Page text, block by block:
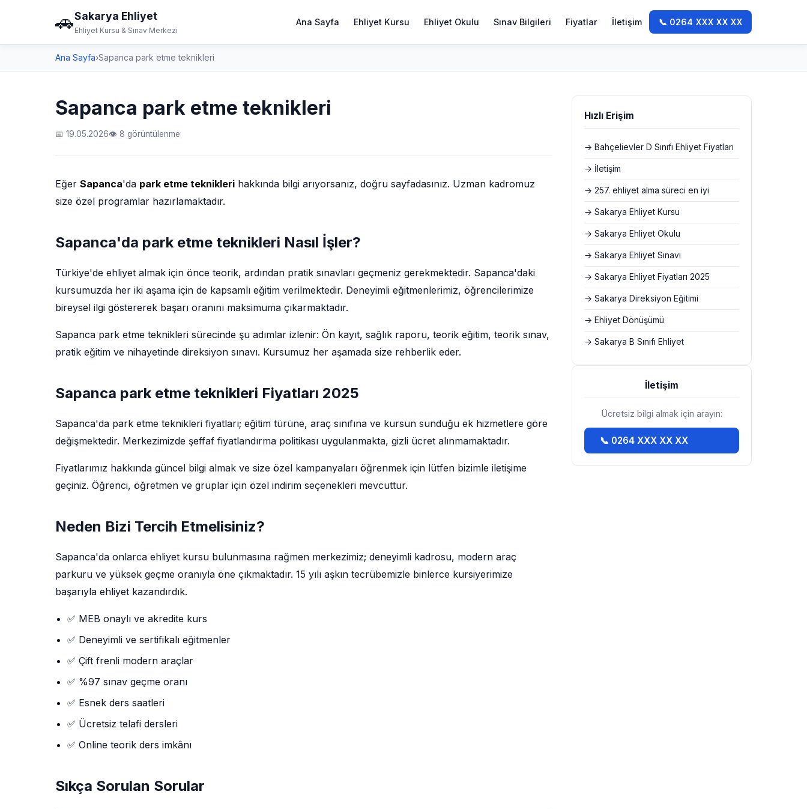
🚗Sakarya Ehliyet
Ehliyet Kursu & Sınav Merkezi
Ana Sayfa Ehliyet Kursu Ehliyet Okulu Sınav Bilgileri Fiyatlar İletişim 📞 0264 XXX XX XX
Ana Sayfa›Sapanca park etme teknikleri
Sapanca park etme teknikleri
📅 19.05.2026👁 8 görüntülenme
Eğer Sapanca'da park etme teknikleri hakkında bilgi arıyorsanız, doğru sayfadasınız. Uzman kadromuz
size özel programlar hazırlamaktadır.
Sapanca'da park etme teknikleri Nasıl İşler?
Türkiye'de ehliyet almak için önce teorik, ardından pratik sınavları geçmeniz gerekmektedir. Sapanca'daki
kursumuzda her iki aşama için de kapsamlı eğitim verilmektedir. Deneyimli eğitmenlerimiz, öğrencilerimize
bireysel ilgi göstererek başarı oranını maksimuma çıkarmaktadır.
Sapanca park etme teknikleri sürecinde şu adımlar izlenir: Ön kayıt, sağlık raporu, teorik eğitim, teorik sınav,
pratik eğitim ve nihayetinde direksiyon sınavı. Kursumuz her aşamada size rehberlik eder.
Sapanca park etme teknikleri Fiyatları 2025
Sapanca'da park etme teknikleri fiyatları; eğitim türüne, araç sınıfına ve kursun sunduğu ek hizmetlere göre
değişmektedir. Merkezimizde şeffaf fiyatlandırma politikası uygulanmakta, gizli ücret alınmamaktadır.
Fiyatlarımız hakkında güncel bilgi almak ve size özel kampanyaları öğrenmek için lütfen bizimle iletişime
geçiniz. Öğrenci, öğretmen ve gruplar için özel indirim seçenekleri mevcuttur.
Neden Bizi Tercih Etmelisiniz?
Sapanca'da onlarca ehliyet kursu bulunmasına rağmen merkezimiz; deneyimli kadrosu, modern araç
parkuru ve yüksek geçme oranıyla öne çıkmaktadır. 15 yılı aşkın tecrübemizle binlerce kursiyerimize
başarıyla ehliyet kazandırdık.
✅ MEB onaylı ve akredite kurs
✅ Deneyimli ve sertifikalı eğitmenler
✅ Çift frenli modern araçlar
✅ %97 sınav geçme oranı
✅ Esnek ders saatleri
✅ Ücretsiz telafi dersleri
✅ Online teorik ders imkânı
Sıkça Sorulan Sorular
Hızlı Erişim
→ Bahçelievler D Sınıfı Ehliyet Fiyatları
→ İletişim
→ 257. ehliyet alma süreci en iyi
→ Sakarya Ehliyet Kursu
→ Sakarya Ehliyet Okulu
→ Sakarya Ehliyet Sınavı
→ Sakarya Ehliyet Fiyatları 2025
→ Sakarya Direksiyon Eğitimi
→ Ehliyet Dönüşümü
→ Sakarya B Sınıfı Ehliyet
İletişim
Ücretsiz bilgi almak için arayın:
📞 0264 XXX XX XX